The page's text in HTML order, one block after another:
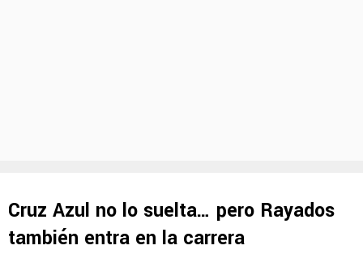
Cruz Azul no lo suelta… pero Rayados
también entra en la carrera